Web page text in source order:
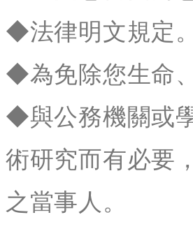
◆法律明文規定。
◆為免除您生命
◆與公務機關或
術研究而有必要
之當事人。